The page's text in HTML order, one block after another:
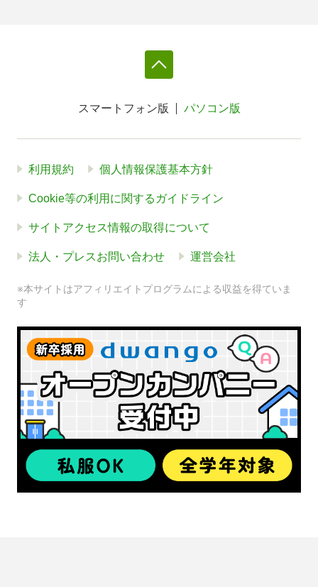
スマートフォン版 パソコン版
利用規約 個人情報保護基本方針
Cookie等の利用に関するガイドライン
サイトアクセス情報の取得について
法人・プレスお問い合わせ 運営会社
※本サイトはアフィリエイトプログラムによる収益を得ていま
す